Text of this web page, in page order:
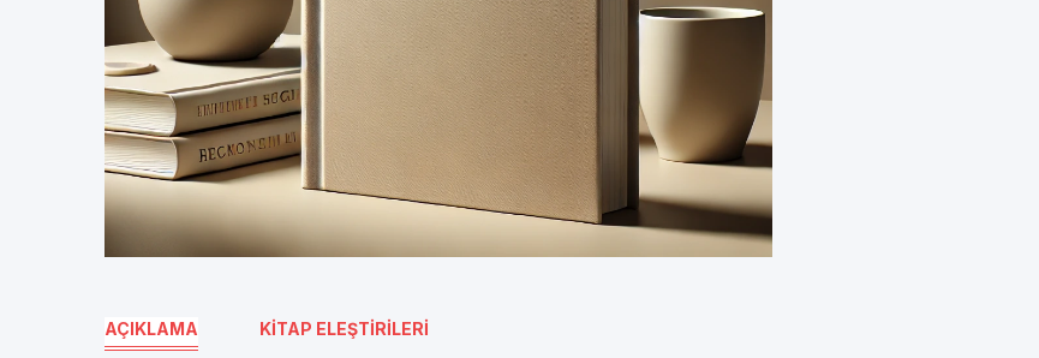
AÇIKLAMA KITAP ELEŞTIRILERI